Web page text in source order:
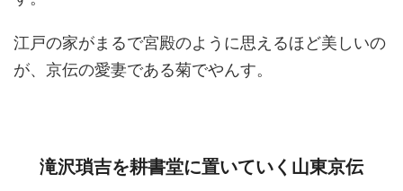
江戸の家がまるで宮殿のように思えるほど美しいの
が、京伝の愛妻である菊でやんす。
滝沢瑣吉を耕書堂に置いていく山東京伝